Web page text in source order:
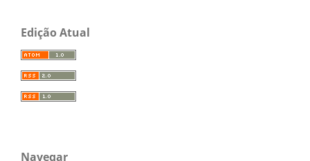
Edição Atual
Navegar